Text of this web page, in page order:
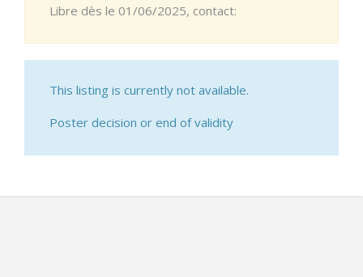
Libre dès le 01/06/2025, contact:
This listing is currently not available.
Poster decision or end of validity